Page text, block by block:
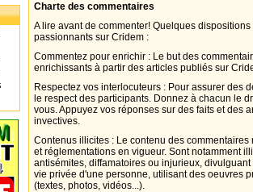
Charte des commentaires
A lire avant de commenter! Quelques
passionnants sur Cridem :
Commentez pour enrichir : Le but des
enrichissants à partir des articles publiés sur
Respectez vos interlocuteurs : Pour assurer des
le respect des participants. Donnez à chacun le
vous. Appuyez vos réponses sur des faits et des
invectives.
Contenus illicites : Le contenu des
et réglementations en vigueur. Sont notamment
antisémites, diffamatoires ou injurieux,
vie privée d'une personne, utilisant des oeuvres
(textes, photos, vidéos...).